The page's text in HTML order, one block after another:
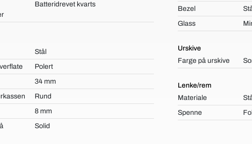
Batteridrevet kvarts
Stål
Polert
34 mm
Rund
8 mm
Solid
Bezel
Glass
Urskive
Farge på urskive
Lenke/rem
Materiale
Spenne